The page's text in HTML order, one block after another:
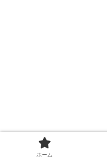
ホーム